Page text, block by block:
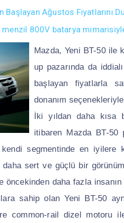
Başlayan Ağustos Fiyatlarını
menzil 800V batarya
Mazda, Yeni BT-50 ile
up pazarında da
başlayan fiyatlarla
donanım
İki yıldan daha kısa
itibaren Mazda BT-50
segmentinde en iyilere
sert ve güçlü bir
daha fazla
sahip olan Yeni BT-50
common-rail dizel motoru